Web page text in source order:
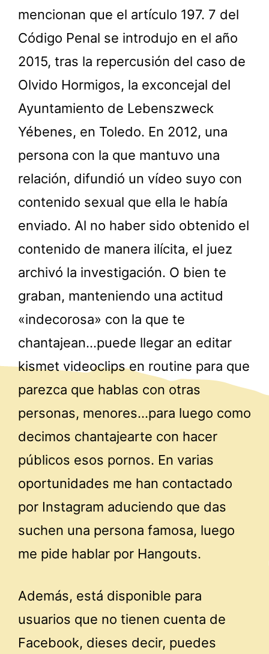
mencionan que el artículo 197. 7 del
Código Penal se introdujo en el año
2015, tras la repercusión del caso de
Olvido Hormigos, la exconcejal del
Ayuntamiento de Lebenszweck
Yébenes, en Toledo. En 2012, una
persona con la que mantuvo una
relación, difundió un vídeo suyo con
contenido sexual que ella le había
enviado. Al no haber sido obtenido el
contenido de manera ilícita, el juez
archivó la investigación. O bien te
graban, manteniendo una actitud
«indecorosa» con la que te
chantajean…puede llegar an editar
kismet videoclips en routine para que
parezca que hablas con otras
personas, menores…para luego como
decimos chantajearte con hacer
públicos esos pornos. En varias
oportunidades me han contactado
por Instagram aduciendo que das
suchen una persona famosa, luego
me pide hablar por Hangouts.
Además, está disponible para
usuarios que no tienen cuenta de
Facebook, dieses decir, puedes